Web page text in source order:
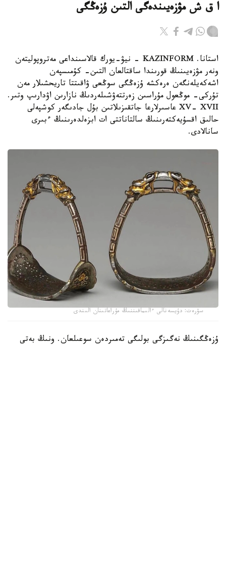
ا ق ش مۋزەيىندەگى التىن ۇزەڭگى
استانا. KAZINFORM - نيۋ-يورك قالاسىنداعى مەتروپوليتەن
ونەر مۋزەيىنىڭ قورىندا ساقتالعان التىن- كۇمىسپەن
اشەكەيلەنگەن ەرەكشە ۇزەڭگى سوڭعى ۋاقىتتا تاريحشىلار مەن
تۇركى- موڭعول مۇراسىن زەرتتەۋشىلەردىڭ نازارىن اۋدارىپ وتىر.
XV- XVII عاسىرلارعا جاتقىزىلاتىن بۇل جادىگەر كوشپەلى
حالىق اقسۇيەكتەرىنىڭ سالتاناتتى ات ابزەلدەرىنىڭ ءبىرى
سانالادى.
سۋرەت: دۇيسەنالى ءالىماقىننىڭ مۇراعاتىنان الىندى
ۇزەڭگىنىڭ نەگىزگى بولىگى تەمىردەن سوعىلعان. ونىڭ بەتى